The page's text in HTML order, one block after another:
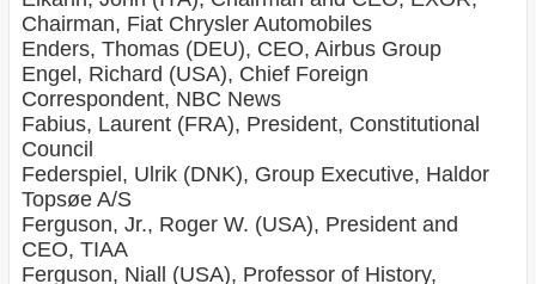
Chairman, Fiat Chrysler Automobiles
Enders, Thomas (DEU), CEO, Airbus Group
Engel, Richard (USA), Chief Foreign
Correspondent, NBC News
Fabius, Laurent (FRA), President, Constitutional
Council
Federspiel, Ulrik (DNK), Group Executive, Haldor
Topsøe A/S
Ferguson, Jr., Roger W. (USA), President and
CEO, TIAA
Ferguson, Niall (USA), Professor of History,